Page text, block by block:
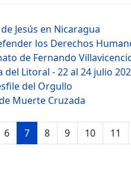
Jesús en Nicaragua
los Derechos
de Fernando
Litoral - 22 al 24 julio
del Orgullo
Muerte Cruzada
6 7 8 9 10 11